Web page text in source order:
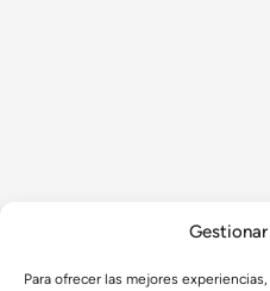
Para ofrecer las mejores